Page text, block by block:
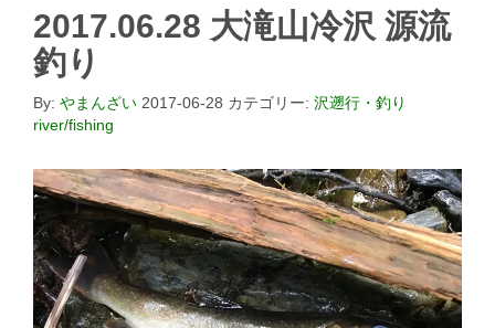
2017.06.28 大滝山冷沢 源流
釣り
By: やまんざい 2017-06-28 カテゴリー: 沢遡行・釣り
river/fishing